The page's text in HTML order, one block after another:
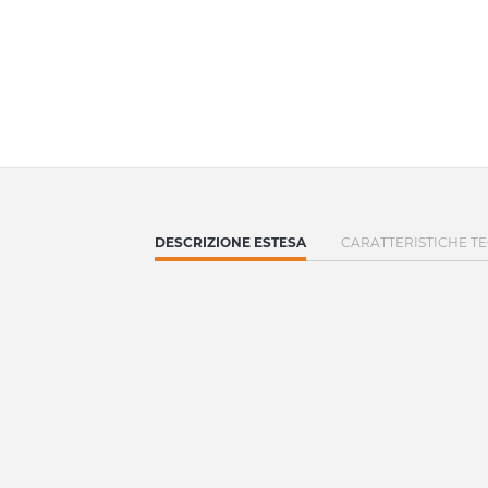
CURRENT
TAB:
DESCRIZIONE ESTESA CARATTERISTICHE